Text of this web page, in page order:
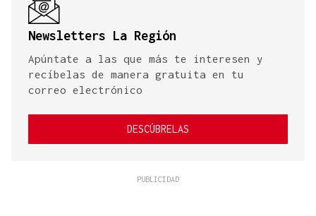
Newsletters La Región
Apúntate a las que más te interesen y
recíbelas de manera gratuita en tu
correo electrónico
DESCÚBRELAS